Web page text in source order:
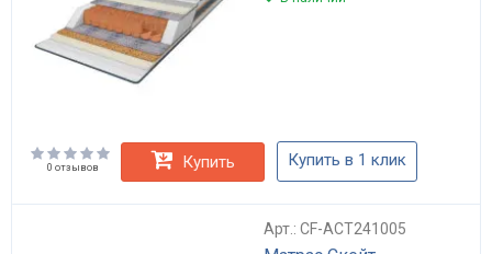
0 отзывов Купить Купить в 1 клик
Арт.: CF-ACT241005